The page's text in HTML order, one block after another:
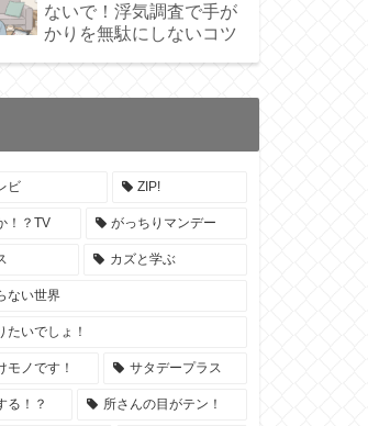
ないで！浮気調査で手が
かりを無駄にしないコツ
ビ ZIP!
！？TV がっちりマンデー
カズと学ぶ
ない世界
たいでしょ！
モノです！ サタデープラス
る！？ 所さんの目がテン！